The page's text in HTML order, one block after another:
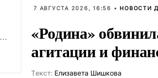
7 АВГУСТА 2026, 16:56 • НОВОСТИ
«Родина»
агитации и
Tекст: Елизавета Шишкова